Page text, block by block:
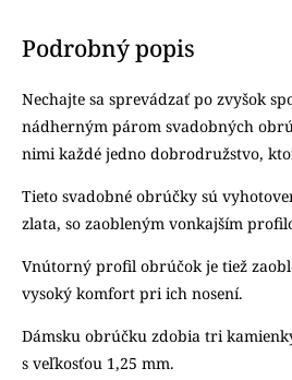
Podrobný popis
Nechajte sa sprevádzať po zvyšok
nádherným párom svadobných
nimi každé jedno dobrodružstvo,
Tieto svadobné obrúčky sú
zlata, so zaobleným vonkajším
Vnútorný profil obrúčok je tiež
vysoký komfort pri ich nosení.
Dámsku obrúčku zdobia tri
s veľkosťou 1,25 mm.